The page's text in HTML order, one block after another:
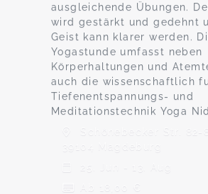
ausgleichende Übungen.
wird gestärkt und gedehnt
Geist kann klarer werden.
Yogastunde umfasst neben
Körperhaltungen und
auch die wissenschaftlich
Tiefenentspannungs- und
Meditationstechnik Yoga
Schönebecker Str. 82-
39104 Magdeburg
25. Jun - 13. Aug
Ab 18,00 €